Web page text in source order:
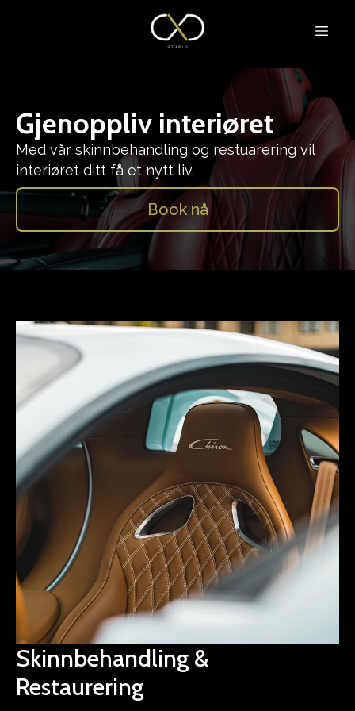
Gjenoppliv interiøret
Med vår skinnbehandling og restuarering vil
interiøret ditt få et nytt liv.
Book nå
Skinnbehandling &
Restaurering